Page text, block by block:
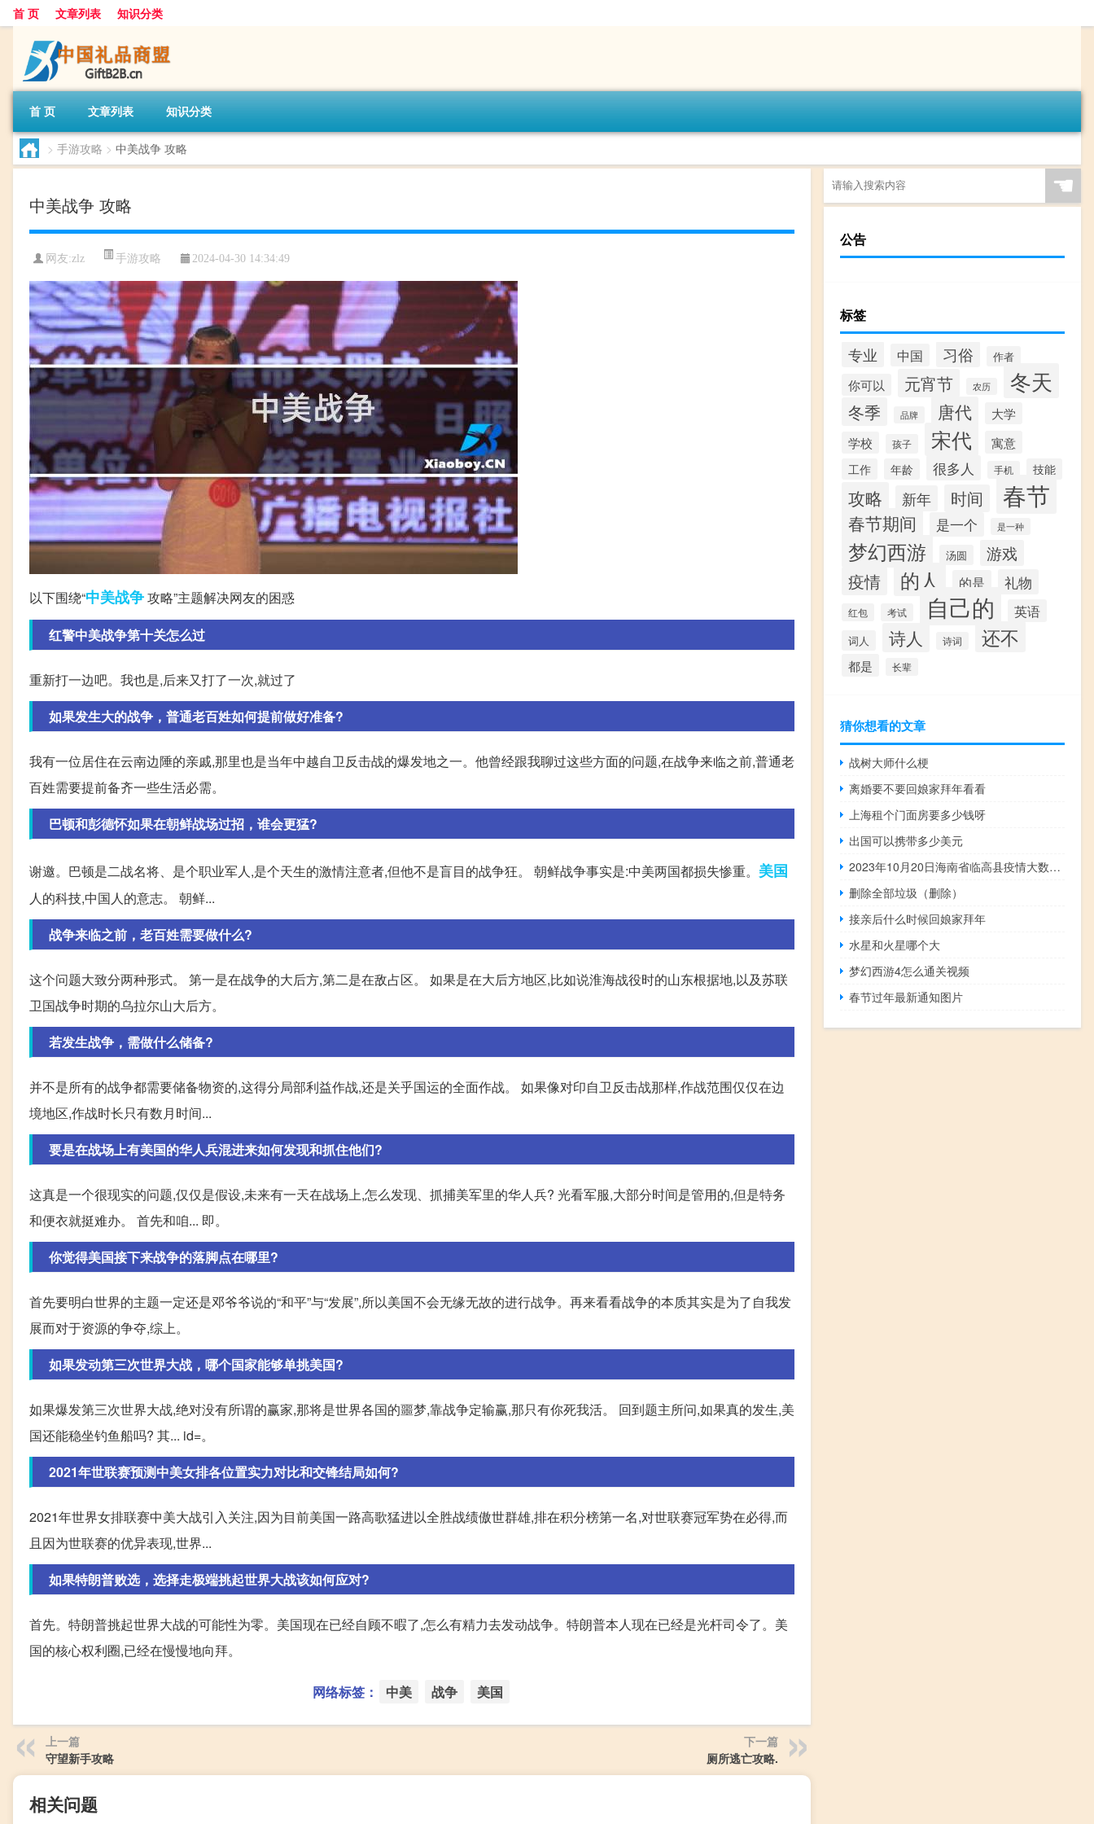
首 页 文章列表 知识分类
首 页 文章列表 知识分类
> 手游攻略 > 中美战争 攻略
中美战争 攻略
网友:zlz 手游攻略 2024-04-30 14:34:49
以下围绕“中美战争攻略”主题解决网友的困惑
红警中美战争第十关怎么过
重新打一边吧。我也是,后来又打了一次,就过了
如果发生大的战争，普通老百姓如何提前做好准备?
我有一位居住在云南边陲的亲戚,那里也是当年中越自卫反击战的爆发地之一。他曾经跟我聊过这些方面的问题,在战争来临之前,普通老
百姓需要提前备齐一些生活必需。
巴顿和彭德怀如果在朝鲜战场过招，谁会更猛?
谢邀。巴顿是二战名将、是个职业军人,是个天生的激情注意者,但他不是盲目的战争狂。 朝鲜战争事实是:中美两国都损失惨重。 美国
人的科技,中国人的意志。 朝鲜...
战争来临之前，老百姓需要做什么?
这个问题大致分两种形式。 第一是在战争的大后方,第二是在敌占区。 如果是在大后方地区,比如说淮海战役时的山东根据地,以及苏联
卫国战争时期的乌拉尔山大后方。
若发生战争，需做什么储备?
并不是所有的战争都需要储备物资的,这得分局部利益作战,还是关乎国运的全面作战。 如果像对印自卫反击战那样,作战范围仅仅在边
境地区,作战时长只有数月时间...
要是在战场上有美国的华人兵混进来如何发现和抓住他们?
这真是一个很现实的问题,仅仅是假设,未来有一天在战场上,怎么发现、抓捕美军里的华人兵? 光看军服,大部分时间是管用的,但是特务
和便衣就挺难办。 首先和咱... 即。
你觉得美国接下来战争的落脚点在哪里?
首先要明白世界的主题一定还是邓爷爷说的“和平”与“发展”,所以美国不会无缘无故的进行战争。再来看看战争的本质其实是为了自我发
展而对于资源的争夺,综上。
如果发动第三次世界大战，哪个国家能够单挑美国?
如果爆发第三次世界大战,绝对没有所谓的赢家,那将是世界各国的噩梦,靠战争定输赢,那只有你死我活。 回到题主所问,如果真的发生,美
国还能稳坐钓鱼船吗? 其... id=。
2021年世联赛预测中美女排各位置实力对比和交锋结局如何?
2021年世界女排联赛中美大战引入关注,因为目前美国一路高歌猛进以全胜战绩傲世群雄,排在积分榜第一名,对世联赛冠军势在必得,而
且因为世联赛的优异表现,世界...
如果特朗普败选，选择走极端挑起世界大战该如何应对?
首先。特朗普挑起世界大战的可能性为零。美国现在已经自顾不暇了,怎么有精力去发动战争。特朗普本人现在已经是光杆司令了。美
国的核心权利圈,已经在慢慢地向拜。
网络标签： 中美 战争 美国
上一篇
守望新手攻略
下一篇
厕所逃亡攻略.
相关问题
☚
公告
标签
专业 中国 习俗 作者
你可以 元宵节 农历 冬天
冬季 品牌 唐代
大学
学校
孩子 宋代 寓意
工作 年龄 很多人 手机 技能
攻略 新年 时间 春节
春节期间 是一个 是一种
梦幻西游 汤圆 游戏
疫情 的人 的是 礼物
红包 考试 自己的 英语
词人 诗人 诗词 还不
都是 长辈
猜你想看的文章
战树大师什么梗
离婚要不要回娘家拜年看看
上海租个门面房要多少钱呀
出国可以携带多少美元
2023年10月20日海南省临高县疫情大数据-今日/今天疫情全网搜索最新实时消息动态情况通知播报
删除全部垃圾（删除）
接亲后什么时候回娘家拜年
水星和火星哪个大
梦幻西游4怎么通关视频
春节过年最新通知图片